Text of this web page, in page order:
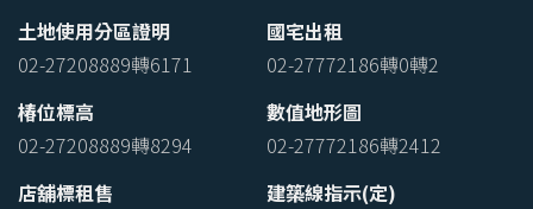
土地使用分區證明
02-27208889轉6171
國宅出租
02-27772186轉0轉2
椿位標高
02-27208889轉8294
數值地形圖
02-27772186轉2412
店舖標租售
建築線指示(定)